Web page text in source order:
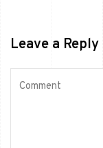
Leave a Reply